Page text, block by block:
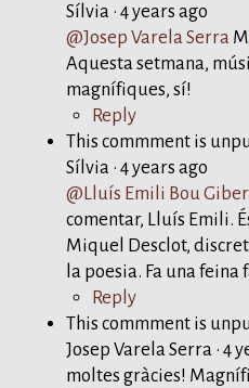
Sílvia · 4 years ago
@Josep Varela Serra
Aquesta setmana,
magnífiques, sí!
Reply
This commment is
Sílvia · 4 years ago
@Lluís Emili Bou
comentar, Lluís Emili.
Miquel Desclot,
la poesia. Fa una feina
Reply
This commment is
Josep Varela Serra · 4
moltes gràcies!